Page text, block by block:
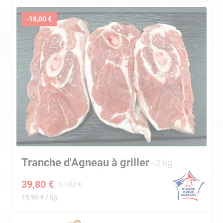
-18,00 €
Tranche d'Agneau à griller 2 kg
57,80 €
39,80 €
19,90 € / kg